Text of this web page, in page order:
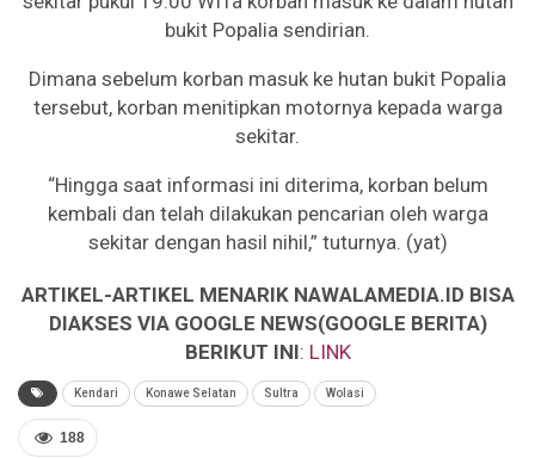
bukit Popalia sendirian.
Dimana sebelum korban masuk ke hutan bukit Popalia
tersebut, korban menitipkan motornya kepada warga
sekitar.
“Hingga saat informasi ini diterima, korban belum
kembali dan telah dilakukan pencarian oleh warga
sekitar dengan hasil nihil,” tuturnya. (yat)
ARTIKEL-ARTIKEL MENARIK NAWALAMEDIA.ID BISA
DIAKSES VIA GOOGLE NEWS(GOOGLE BERITA)
BERIKUT INI: LINK
Kendari Konawe Selatan Sultra Wolasi
188